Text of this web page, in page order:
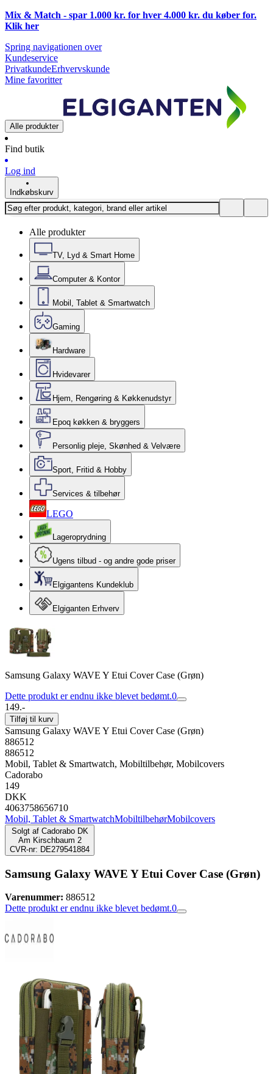
Mix & Match - spar 1.000 kr. for hver 4.000 kr. du køber for.
Klik her
Spring navigationen over
Kundeservice
PrivatkundeErhvervskunde
Mine favoritter
Alle produkter
Find butik
Log ind
Indkøbskurv
Alle produkter
TV, Lyd & Smart Home
Computer & Kontor
Mobil, Tablet & Smartwatch
Gaming
Hardware
Hvidevarer
Hjem, Rengøring & Køkkenudstyr
Epoq køkken & bryggers
Personlig pleje, Skønhed & Velvære
Sport, Fritid & Hobby
Services & tilbehør
LEGO
Lageroprydning
Ugens tilbud - og andre gode priser
Elgigantens Kundeklub
Elgiganten Erhverv
Samsung Galaxy WAVE Y Etui Cover Case (Grøn)
Dette produkt er endnu ikke blevet bedømt.0
149.-
Tilføj til kurv
Samsung Galaxy WAVE Y Etui Cover Case (Grøn)
886512
886512
Mobil, Tablet & Smartwatch, Mobiltilbehør, Mobilcovers
Cadorabo
149
DKK
4063758656710
Mobil, Tablet & SmartwatchMobiltilbehørMobilcovers
Solgt af Cadorabo DK
Am Kirschbaum 2
CVR-nr: DE279541884
Samsung Galaxy WAVE Y Etui Cover Case (Grøn)
Varenummer: 886512
Dette produkt er endnu ikke blevet bedømt.0